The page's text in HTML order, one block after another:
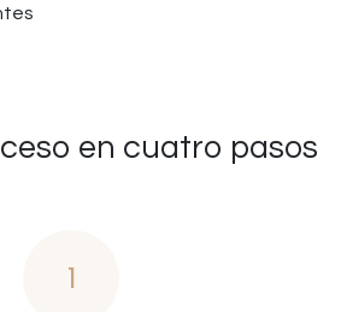
en cuatro pasos
1